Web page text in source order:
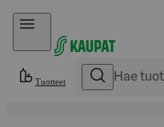
Hyppää sisältöön
Tuotteet